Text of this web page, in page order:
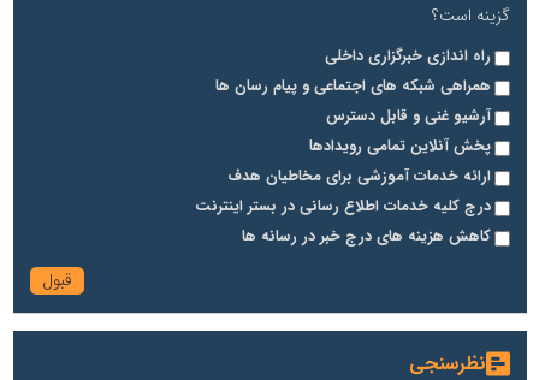
گزینه است؟
راه اندازی خبرگزاری داخلی
همراهی شبکه های اجتماعی و پیام رسان ها
آرشیو غنی و قابل دسترس
پخش آنلاین تمامی رویدادها
ارائه خدمات آموزشی برای مخاطیان هدف
درج کلیه خدمات اطلاع رسانی در بستر اینترنت
کاهش هزینه های درج خبر در رسانه ها
نظرسنجی